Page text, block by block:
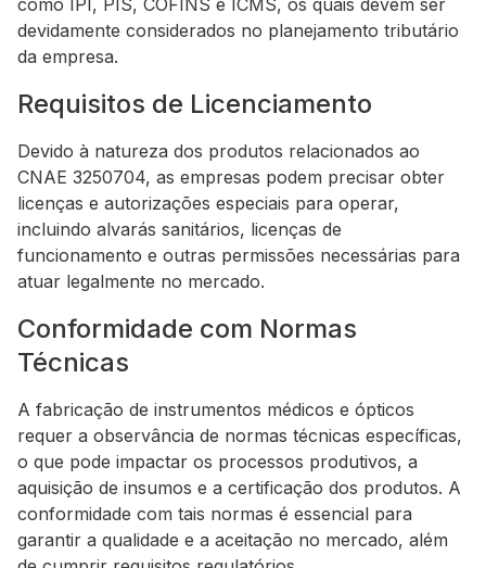
como IPI, PIS, COFINS e ICMS, os quais devem ser
devidamente considerados no planejamento tributário
da empresa.
Requisitos de Licenciamento
Devido à natureza dos produtos relacionados ao
CNAE 3250704, as empresas podem precisar obter
licenças e autorizações especiais para operar,
incluindo alvarás sanitários, licenças de
funcionamento e outras permissões necessárias para
atuar legalmente no mercado.
Conformidade com Normas
Técnicas
A fabricação de instrumentos médicos e ópticos
requer a observância de normas técnicas específicas,
o que pode impactar os processos produtivos, a
aquisição de insumos e a certificação dos produtos. A
conformidade com tais normas é essencial para
garantir a qualidade e a aceitação no mercado, além